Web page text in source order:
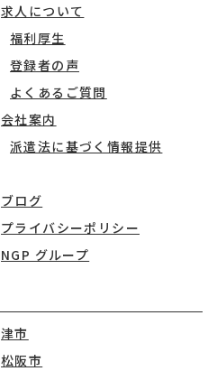
求人について
福利厚生
登録者の声
よくあるご質問
会社案内
派遣法に基づく情報提供
ブログ
プライバシーポリシー
NGP グループ
津市
松阪市